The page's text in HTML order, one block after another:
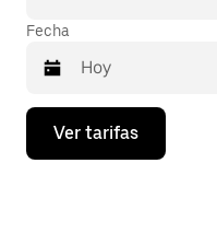
Fecha
Presiona
flecha
Ver tarifas